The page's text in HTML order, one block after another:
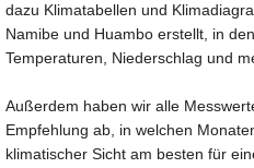
dazu Klimatabellen und
Namibe und Huambo erstellt, in
Temperaturen, Niederschlag und
Außerdem haben wir alle
Empfehlung ab, in welchen
klimatischer Sicht am besten für